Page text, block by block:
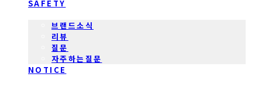
SAFETY
브랜드소식
리뷰
질문
자주하는질문
NOTICE